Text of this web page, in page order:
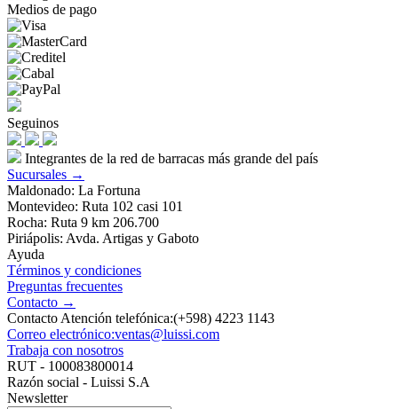
Medios de pago
Seguinos
Integrantes de la red de barracas más grande del país
Sucursales →
Maldonado: La Fortuna
Montevideo: Ruta 102 casi 101
Rocha: Ruta 9 km 206.700
Piriápolis: Avda. Artigas y Gaboto
Ayuda
Términos y condiciones
Preguntas frecuentes
Contacto →
Contacto Atención telefónica:(+598) 4223 1143
Correo electrónico:ventas@luissi.com
Trabaja con nosotros
RUT - 100083800014
Razón social - Luissi S.A
Newsletter